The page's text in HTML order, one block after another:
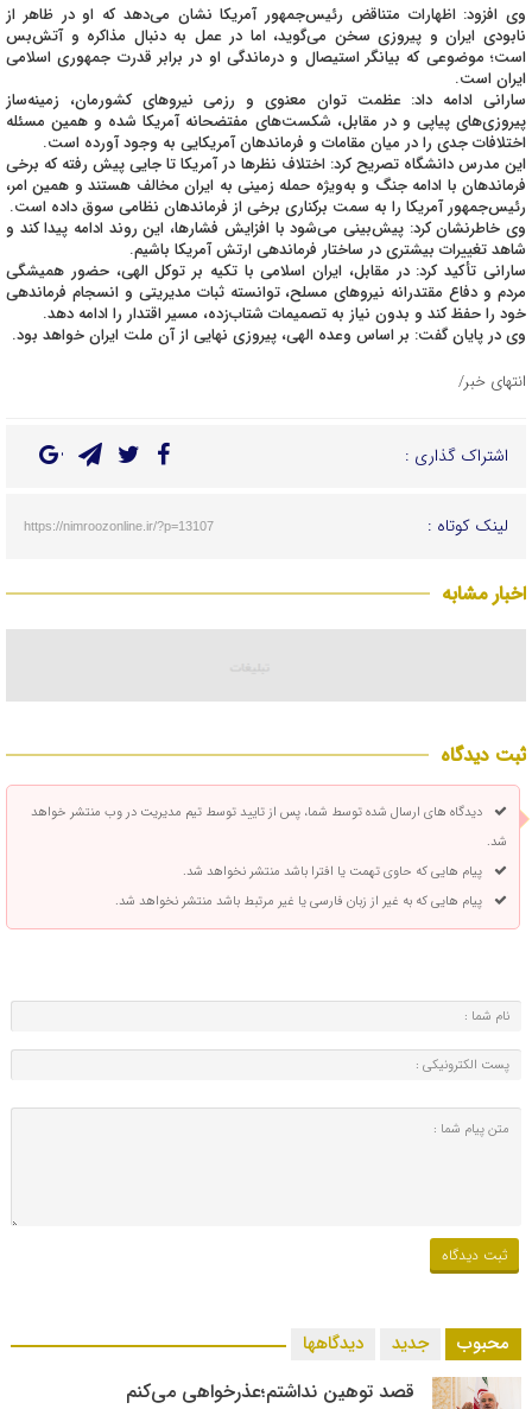
وی افزود: اظهارات متناقض رئیس‌جمهور آمریکا نشان می‌دهد که او در ظاهر از
نابودی ایران و پیروزی سخن می‌گوید، اما در عمل به دنبال مذاکره و آتش‌بس
است؛ موضوعی که بیانگر استیصال و درماندگی او در برابر قدرت جمهوری اسلامی
ایران است.
سارانی ادامه داد: عظمت توان معنوی و رزمی نیروهای کشورمان، زمینه‌ساز
پیروزی‌های پیاپی و در مقابل، شکست‌های مفتضحانه آمریکا شده و همین مسئله
اختلافات جدی را در میان مقامات و فرماندهان آمریکایی به وجود آورده است.
این مدرس دانشگاه تصریح کرد: اختلاف نظرها در آمریکا تا جایی پیش رفته که برخی
فرماندهان با ادامه جنگ و به‌ویژه حمله زمینی به ایران مخالف هستند و همین امر،
رئیس‌جمهور آمریکا را به سمت برکناری برخی از فرماندهان نظامی سوق داده است.
وی خاطرنشان کرد: پیش‌بینی می‌شود با افزایش فشارها، این روند ادامه پیدا کند و
شاهد تغییرات بیشتری در ساختار فرماندهی ارتش آمریکا باشیم.
سارانی تأکید کرد: در مقابل، ایران اسلامی با تکیه بر توکل الهی، حضور همیشگی
مردم و دفاع مقتدرانه نیروهای مسلح، توانسته ثبات مدیریتی و انسجام فرماندهی
خود را حفظ کند و بدون نیاز به تصمیمات شتاب‌زده، مسیر اقتدار را ادامه دهد.
وی در پایان گفت: بر اساس وعده الهی، پیروزی نهایی از آن ملت ایران خواهد بود.
انتهای خبر/
اشتراک گذاری :
لینک کوتاه : https://nimroozonline.ir/?p=13107
اخبار مشابه
ثبت دیدگاه
دیدگاه های ارسال شده توسط شما، پس از تایید توسط تیم مدیریت در وب منتشر خواهد
شد.
پیام هایی که حاوی تهمت یا افترا باشد منتشر نخواهد شد.
پیام هایی که به غیر از زبان فارسی یا غیر مرتبط باشد منتشر نخواهد شد.
محبوب جدید دیدگاهها
قصد توهین نداشتم؛عذرخواهی می‌کنم